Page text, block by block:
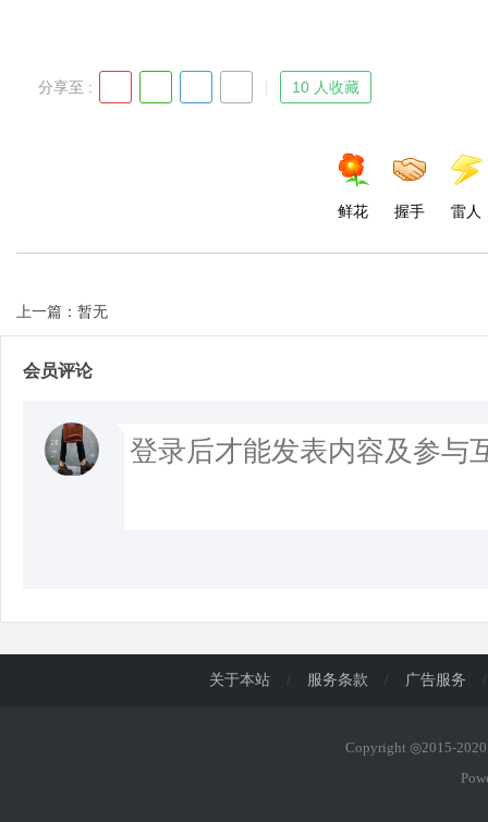
分享至 : 10 人收藏
鲜花 握手 雷人
上一篇：暂无
会员评论
关于本站 / 服务条款 / 广告服务 /
Copyright ◎2015-